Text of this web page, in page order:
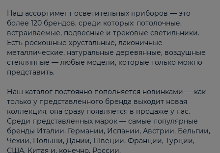
Наш ассортимент осветительных приборов — это
более 120 брендов, среди которых: потолочные,
встраиваемые, подвесные и трековые светильники.
Есть роскошные хрустальные, лаконичные
металлические, натуральные деревянные, воздушные
стеклянные — любые модели, которые только можно
представить.
Наш каталог постоянно пополняется новинками — как
только у представленного бренда выходит новая
коллекция, она сразу появляется в продаже у нас.
Среди представленных марок — самые популярные
бренды Италии, Германии, Испании, Австрии, Бельгии,
Чехии, Польши, Дании, Швеции, Франции, Турции,
США, Китая и, конечно, России.